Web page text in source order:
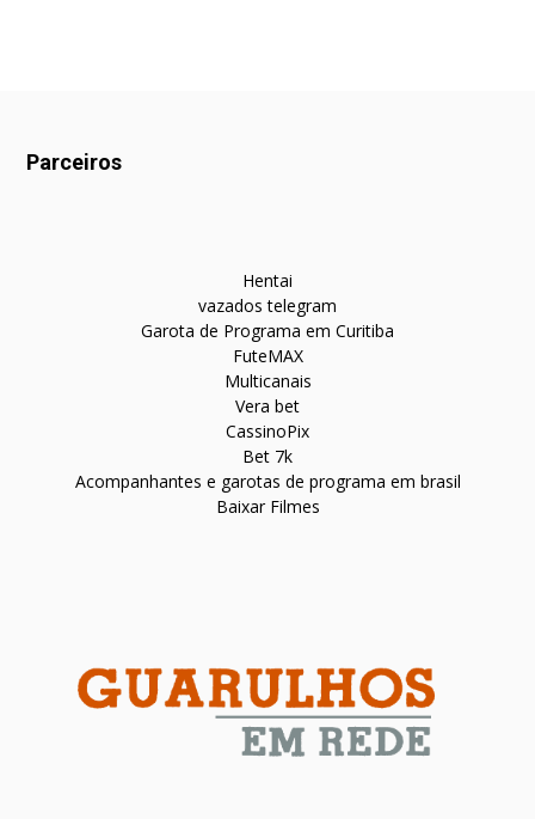
Parceiros
Hentai
vazados telegram
Garota de Programa em Curitiba
FuteMAX
Multicanais
Vera bet
CassinoPix
Bet 7k
Acompanhantes e garotas de programa em brasil
Baixar Filmes